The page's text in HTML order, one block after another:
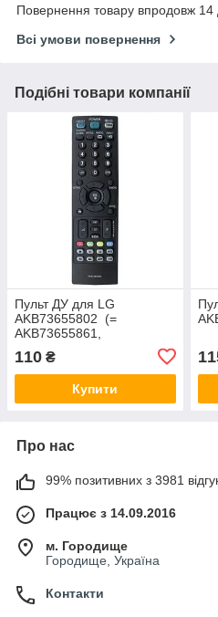
Повернення товару впродовж 14
Всі умови повернення
Подібні товари компанії
Пульт ДУ для LG
AKB73655802 (=
AKB73655861,
110 ₴
Купити
Про нас
99% позитивних з 3981
Працює з 14.09.2016
м. Городище
Городище, Україна
Контакти